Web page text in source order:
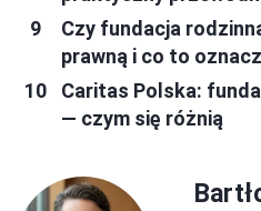
Czy fundacja
prawną i co to
Caritas Polska:
— czym się różnią